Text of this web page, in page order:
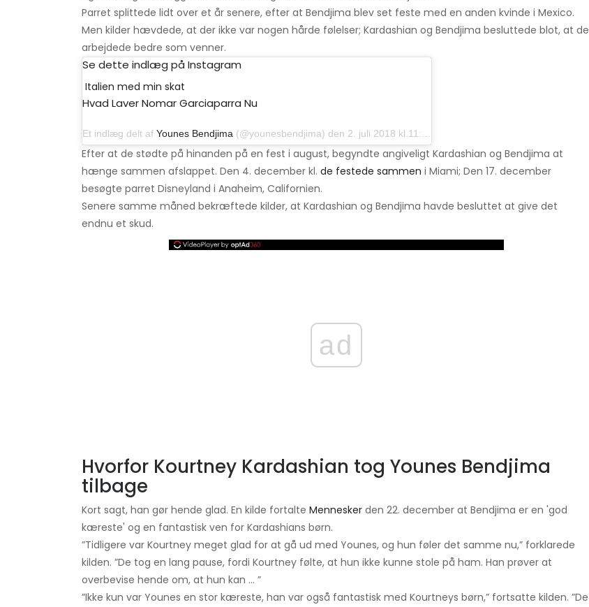
Parret splittede lidt over et år senere, efter at Bendjima blev set feste med en anden kvinde i Mexico.
Men kilder hævdede, at der ikke var nogen hårde følelser; Kardashian og Bendjima besluttede blot, at de
arbejdede bedre som venner.
Se dette indlæg på Instagram
Italien med min skat
Hvad Laver Nomar Garciaparra Nu
Et indlæg delt af Younes Bendjima (@younesbendjima) den 2. juli 2018 kl.11: 47 PDT
Efter at de stødte på hinanden på en fest i august, begyndte angiveligt Kardashian og Bendjima at
hænge sammen afslappet. Den 4. december kl. de festede sammen i Miami; Den 17. december
besøgte parret Disneyland i Anaheim, Californien.
Senere samme måned bekræftede kilder, at Kardashian og Bendjima havde besluttet at give det
endnu et skud.
ad
Hvorfor Kourtney Kardashian tog Younes Bendjima
tilbage
Kort sagt, han gør hende glad. En kilde fortalte Mennesker den 22. december at Bendjima er en 'god
kæreste' og en fantastisk ven for Kardashians børn.
”Tidligere var Kourtney meget glad for at gå ud med Younes, og hun føler det samme nu,” forklarede
kilden. ”De tog en lang pause, fordi Kourtney følte, at hun ikke kunne stole på ham. Han prøver at
overbevise hende om, at hun kan ... ”
”Ikke kun var Younes en stor kæreste, han var også fantastisk med Kourtneys børn,” fortsatte kilden. ”De